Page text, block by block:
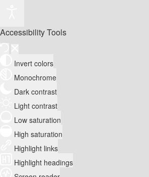
Accessibility Tools
Invert colors
Monochrome
Dark contrast
Light contrast
Low saturation
High saturation
Highlight links
Highlight headings